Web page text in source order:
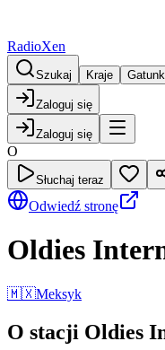
RadioXen
Szukaj Kraje
Zaloguj się
Zaloguj się
O
Słuchaj teraz
Odwiedź stronę
Oldies
🇲🇽Meksyk
O stacji Oldies